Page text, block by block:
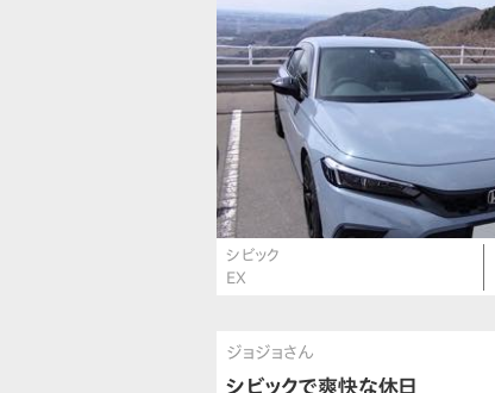
シビック
EX
ジョジョさん
シビックで爽快な休日